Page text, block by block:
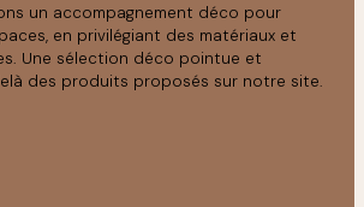
un accompagnement déco pour
en privilégiant des matériaux et
Une sélection déco pointue et
des produits proposés sur notre site.